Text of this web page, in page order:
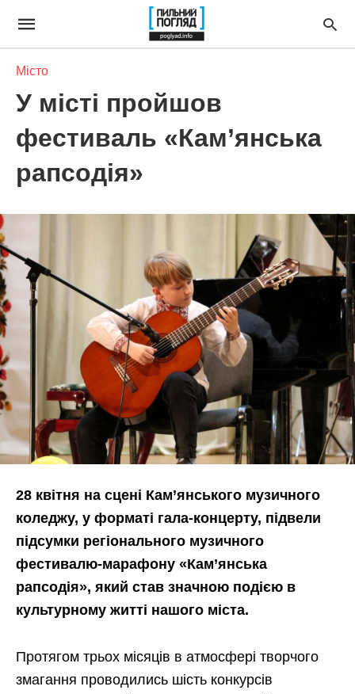
Місто
У місті пройшов
фестиваль «Кам’янська
рапсодія»
28 квітня на сцені Кам’янського музичного
коледжу, у форматі гала-концерту, підвели
підсумки регіонального музичного
фестивалю-марафону «Кам’янська
рапсодія», який став значною подією в
культурному житті нашого міста.
Протягом трьох місяців в атмосфері творчого
змагання проводились шість конкурсів